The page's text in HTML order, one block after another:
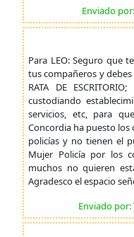
Enviado
Para LEO: Seguro que
tus compañeros y
RATA DE
custodiando
servicios, etc, para
Concordia ha puesto
policías y no tienen el
Mujer Policía por los
muchos no quieren
Agradesco el espacio
Enviado por: